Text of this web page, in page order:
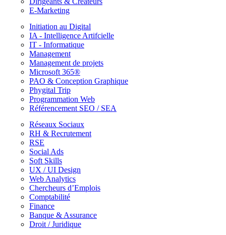
E-Marketing
Initiation au Digital
IA - Intelligence Artifcielle
IT - Informatique
Management
Management de projets
Microsoft 365®
PAO & Conception Graphique
Phygital Trip
Programmation Web
Référencement SEO / SEA
Réseaux Sociaux
RH & Recrutement
RSE
Social Ads
Soft Skills
UX / UI Design
Web Analytics
Chercheurs d’Emplois
Comptabilité
Finance
Banque & Assurance
Droit / Juridique